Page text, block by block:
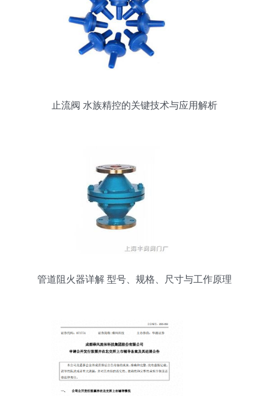
止流阀 水族精控的关键技术与应用解析
管道阻火器详解 型号、规格、尺寸与工作原理